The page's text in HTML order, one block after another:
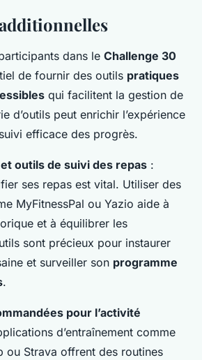
dans le Challenge 30
de fournir des outils pratiques
qui facilitent la gestion de
d’outils peut enrichir l’expérience
efficace des progrès.
outils de suivi des repas :
ses repas est vital. Utiliser des
MyFitnessPal ou Yazio aide à
et à équilibrer les
sont précieux pour instaurer
et surveiller son programme
.
pour l’activité
d’entraînement comme
ou Strava offrent des routines